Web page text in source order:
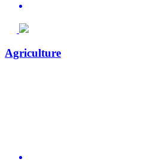
Agriculture